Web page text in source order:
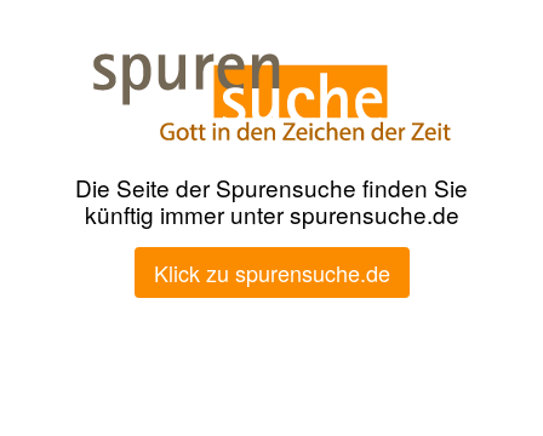
Die Seite der Spurensuche finden Sie
künftig immer unter spurensuche.de
Klick zu spurensuche.de